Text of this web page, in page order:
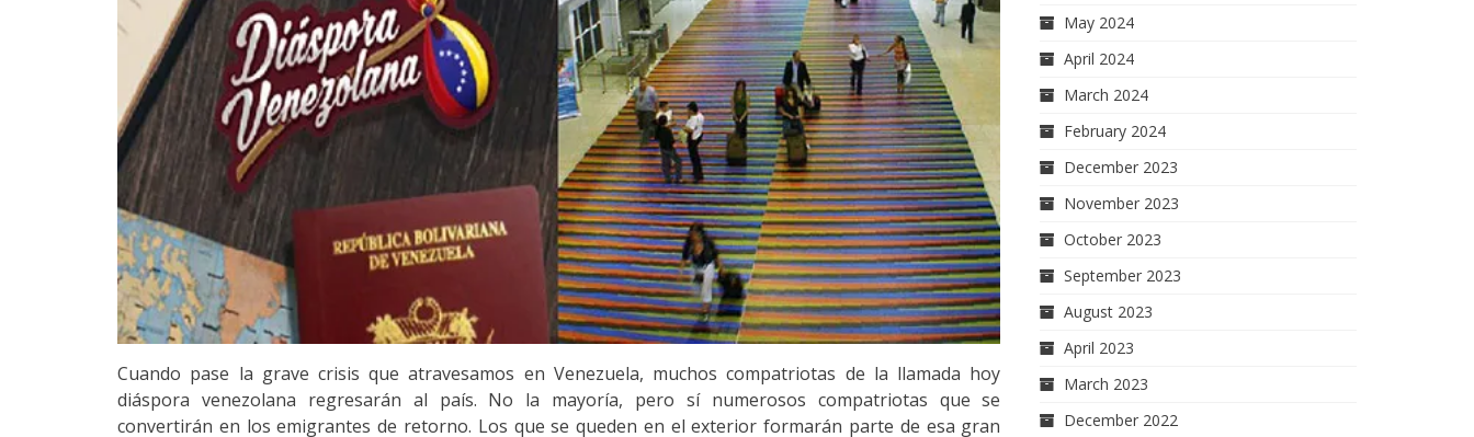
Cuando pase la grave crisis que atravesamos en Venezuela, muchos compatriotas de la llamada hoy
diáspora venezolana regresarán al país. No la mayoría, pero sí numerosos compatriotas que se
convertirán en los emigrantes de retorno. Los que se queden en el exterior formarán parte de esa gran
May 2024
April 2024
March 2024
February 2024
December 2023
November 2023
October 2023
September 2023
August 2023
April 2023
March 2023
December 2022